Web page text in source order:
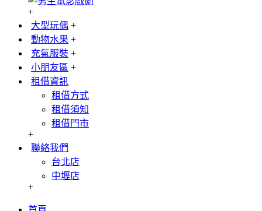
+
大型玩偶 +
動物水果 +
充氣服裝 +
小朋友區 +
租借資訊
租借方式
租借須知
租借門市
+
聯絡我們
台北店
中壢店
+